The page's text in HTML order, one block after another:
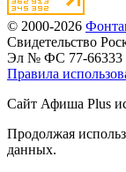
© 2000-2026
Свидетельство
Эл № ФС 77-66333
Правила
Сайт Афиша Plus
Продолжая
данных.